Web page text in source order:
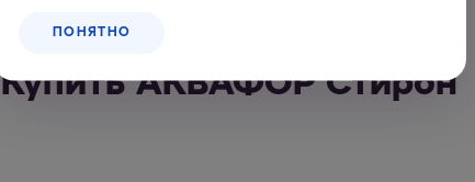
Купить АКВАФОР Стирон
ПОНЯТНО